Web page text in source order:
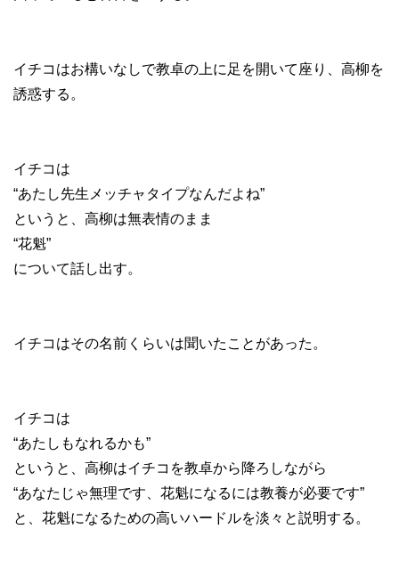
イチコはお構いなしで教卓の上に足を開いて座り、高柳を
誘惑する。
イチコは
“あたし先生メッチャタイプなんだよね”
というと、高柳は無表情のまま
“花魁”
について話し出す。
イチコはその名前くらいは聞いたことがあった。
イチコは
“あたしもなれるかも”
というと、高柳はイチコを教卓から降ろしながら
“あなたじゃ無理です、花魁になるには教養が必要です”
と、花魁になるための高いハードルを淡々と説明する。